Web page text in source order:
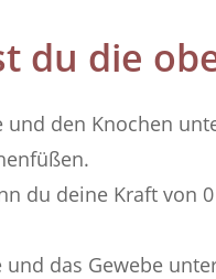
du die
den Knochen
du deine Kraft von
das Gewebe